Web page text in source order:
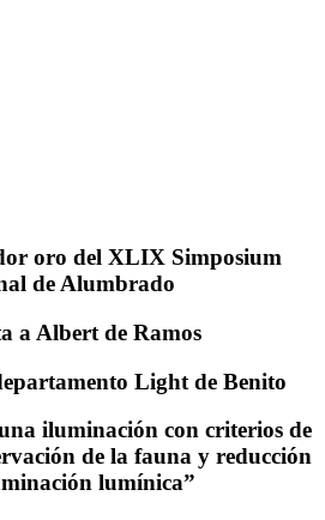
oro del XLIX Simposium
de Alumbrado
a Albert de Ramos
Light de Benito
iluminación con criterios de
de la fauna y reducción
lumínica”